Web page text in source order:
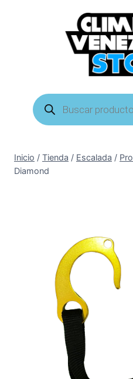
Búsqueda
de
productos
Inicio / Tienda / Escalada /
Diamond